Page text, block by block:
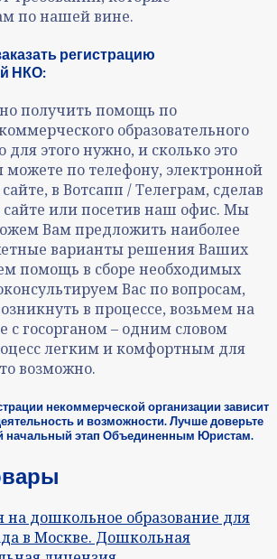
по нашей вине.
регистрацию
НКО:
получить помощь по
образовательного
этого нужно, и сколько это
можете по телефону, электронной
в Вотсапп / Телеграм, сделав
сайте или посетив наш офис. Мы
Вам предложить наиболее
варианты решения Ваших
помощь в сборе необходимых
Вас по вопросам,
в процессе, возьмем на
с госорганом – одним словом
легким и комфортным для
возможно.
некоммерческой организации зависит
и возможности. Лучше доверьте
начальный этап Объединенным Юристам.